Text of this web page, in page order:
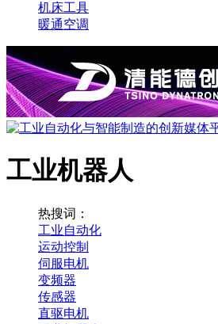
机床工具
暖通空调
工业机器人
热搜词：
工业自动化
运动控制
伺服电机
变频器
传感器
直驱电机